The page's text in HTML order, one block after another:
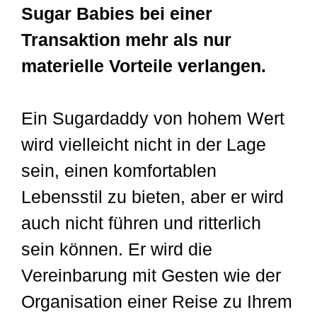
Sugar Babies bei einer
Transaktion mehr als nur
materielle Vorteile verlangen.
Ein Sugardaddy von hohem Wert
wird vielleicht nicht in der Lage
sein, einen komfortablen
Lebensstil zu bieten, aber er wird
auch nicht führen und ritterlich
sein können. Er wird die
Vereinbarung mit Gesten wie der
Organisation einer Reise zu Ihrem